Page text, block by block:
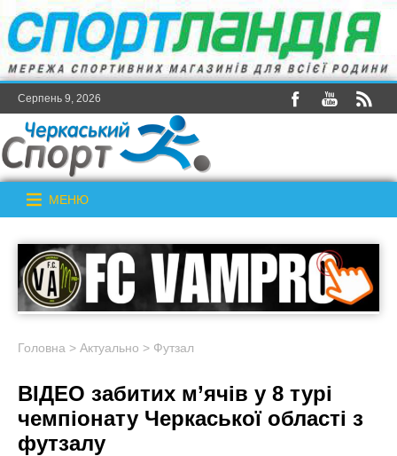
Серпень 9, 2026
МЕНЮ
Головна > Актуально > Футзал
ВІДЕО забитих м’ячів у 8 турі
чемпіонату Черкаської області з
футзалу